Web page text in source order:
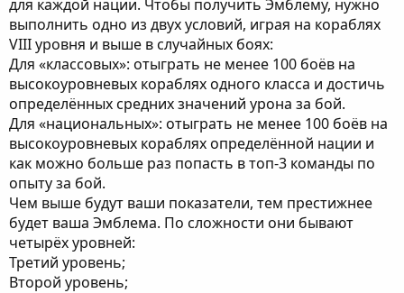
для каждой нации. Чтобы получить Эмблему, нужно
выполнить одно из двух условий, играя на кораблях
VIII уровня и выше в случайных боях:
Для «классовых»: отыграть не менее 100 боёв на
высокоуровневых кораблях одного класса и достичь
определённых средних значений урона за бой.
Для «национальных»: отыграть не менее 100 боёв на
высокоуровневых кораблях определённой нации и
как можно больше раз попасть в топ-3 команды по
опыту за бой.
Чем выше будут ваши показатели, тем престижнее
будет ваша Эмблема. По сложности они бывают
четырёх уровней:
Третий уровень;
Второй уровень;